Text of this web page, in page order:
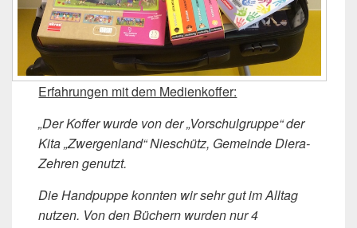
Erfahrungen mit dem Medienkoffer:
„Der Koffer wurde von der „Vorschulgruppe“ der
Kita „Zwergenland“ Nieschütz, Gemeinde Diera-
Zehren genutzt.
Die Handpuppe konnten wir sehr gut im Alltag
nutzen. Von den Büchern wurden nur 4